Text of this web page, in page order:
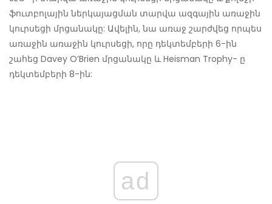
ֆուտբոլային ներկայացման տարվա ազգային առաջին
կուրսեցի մրցանակը: Ավելին, նա առաջ շարժվեց որպես
առաջին առաջին կուրսեցի, որը դեկտեմբերի 6-ին
շահեց Davey O’Brien մրցանակը և Heisman Trophy- ը
դեկտեմբերի 8-ին:
ad